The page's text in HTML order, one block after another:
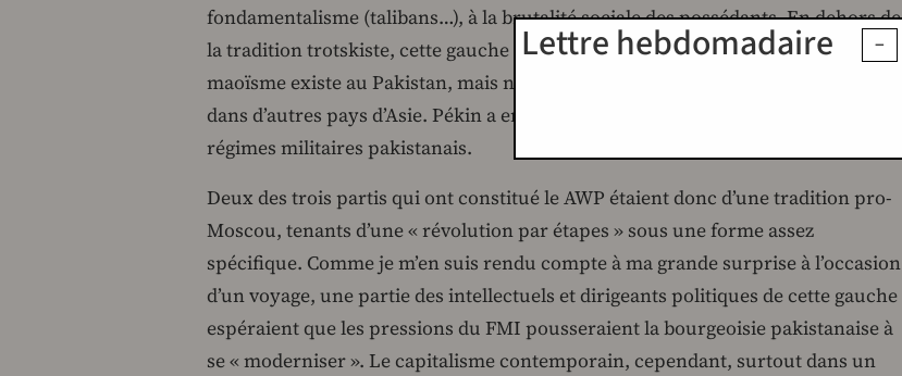
fondamentalisme (talibans…), à la brutalité sociale des possédants. En dehors de
la tradition trotskiste, cette gauche est essentiellement d’origine pro-Moscou. Le
maoïsme existe au Pakistan, mais n’occupe pas la même place historique que
dans d’autres pays d’Asie. Pékin a en effet soutenu, contre l’Inde et la Russie, les
régimes militaires pakistanais.
Deux des trois partis qui ont constitué le AWP étaient donc d’une tradition pro-
Moscou, tenants d’une « révolution par étapes » sous une forme assez
spécifique. Comme je m’en suis rendu compte à ma grande surprise à l’occasion
d’un voyage, une partie des intellectuels et dirigeants politiques de cette gauche
espéraient que les pressions du FMI pousseraient la bourgeoisie pakistanaise à
se « moderniser ». Le capitalisme contemporain, cependant, surtout dans un
−
Lettre hebdomadaire